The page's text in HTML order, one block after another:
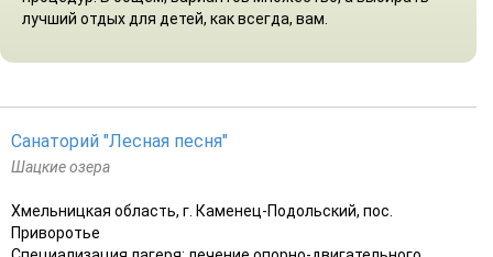
лучший отдых для детей, как всегда, вам.
Санаторий "Лесная песня"
Шацкие озера
Хмельницкая область, г. Каменец-Подольский, пос.
Приворотье